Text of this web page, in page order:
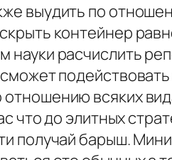
выудить по
контейнер
расчислить
всяких
до элитных
получай барыш.